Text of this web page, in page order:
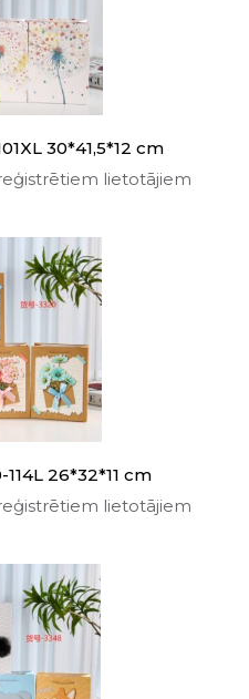
30*41,5*12 cm
lietotājiem
26*32*11 cm
lietotājiem